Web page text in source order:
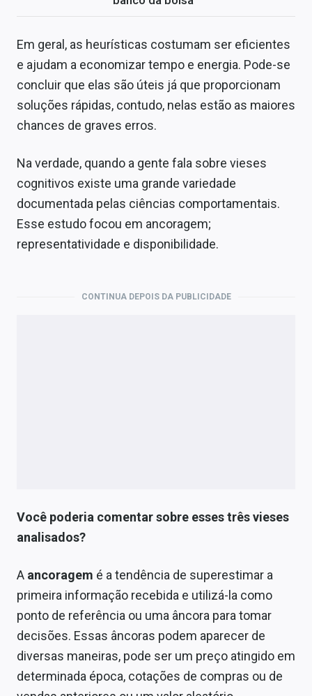
Em geral, as heurísticas costumam ser eficientes
e ajudam a economizar tempo e energia. Pode-se
concluir que elas são úteis já que proporcionam
soluções rápidas, contudo, nelas estão as maiores
chances de graves erros.
Na verdade, quando a gente fala sobre vieses
cognitivos existe uma grande variedade
documentada pelas ciências comportamentais.
Esse estudo focou em ancoragem;
representatividade e disponibilidade.
CONTINUA DEPOIS DA PUBLICIDADE
Você poderia comentar sobre esses três vieses
analisados?
A ancoragem é a tendência de superestimar a
primeira informação recebida e utilizá-la como
ponto de referência ou uma âncora para tomar
decisões. Essas âncoras podem aparecer de
diversas maneiras, pode ser um preço atingido em
determinada época, cotações de compras ou de